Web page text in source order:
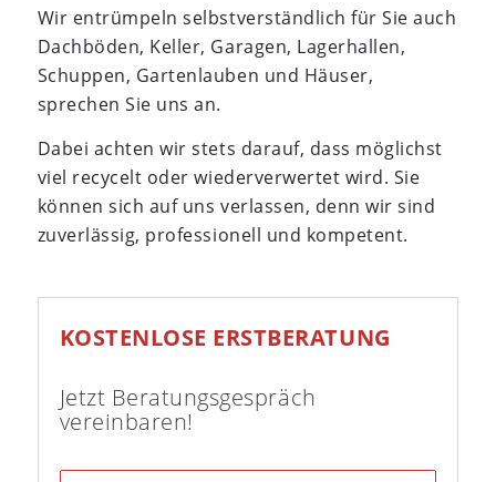
Wir entrümpeln selbstverständlich für Sie auch
Dachböden, Keller, Garagen, Lagerhallen,
Schuppen, Gartenlauben und Häuser,
sprechen Sie uns an.
Dabei achten wir stets darauf, dass möglichst
viel recycelt oder wiederverwertet wird. Sie
können sich auf uns verlassen, denn wir sind
zuverlässig, professionell und kompetent.
KOSTENLOSE ERSTBERATUNG
Jetzt Beratungsgespräch
vereinbaren!